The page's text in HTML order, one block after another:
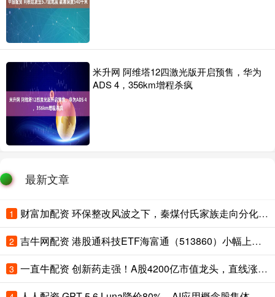
米升网 阿维塔12四激光版开启预售，华为
ADS 4，356km增程杀疯
最新文章
1 财富加配资 环保整改风波之下，秦煤付氏家族走向分化：从“煤老板”到多元投资人
2 吉牛网配资 港股通科技ETF海富通（513860）小幅上涨，机构称AI商业化正向应用层加速渗透，港股科技配置价值正在逐步显现
3 一直牛配资 创新药走强！A股4200亿市值龙头，直线涨停！